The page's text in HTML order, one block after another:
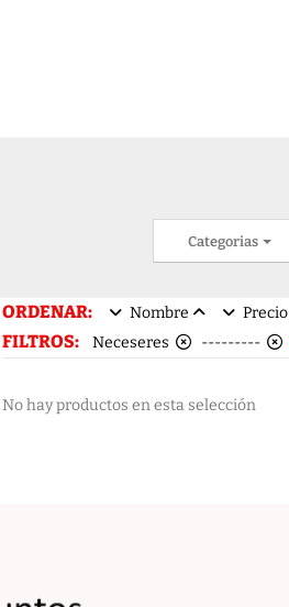
Categorias
ORDENAR: Nombre Precio
FILTROS: Neceseres ---------
No hay productos en esta selección